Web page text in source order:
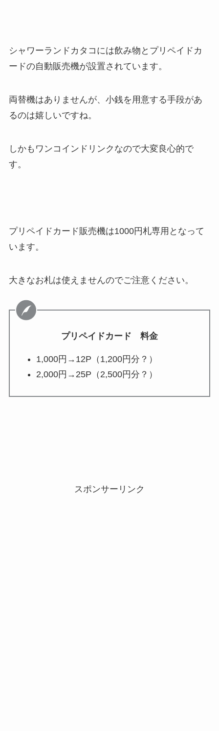
シャワーランドカタコには飲み物とプリペイドカ
ードの自動販売機が設置されています。
両替機はありませんが、小銭を用意する手段があ
るのは嬉しいですね。
しかもワンコインドリンクなので大変良心的で
す。
プリペイドカード販売機は1000円札専用となって
います。
大きなお札は使えませんのでご注意ください。
プリペイドカード 料金
1,000円→12P（1,200円分？）
2,000円→25P（2,500円分？）
スポンサーリンク